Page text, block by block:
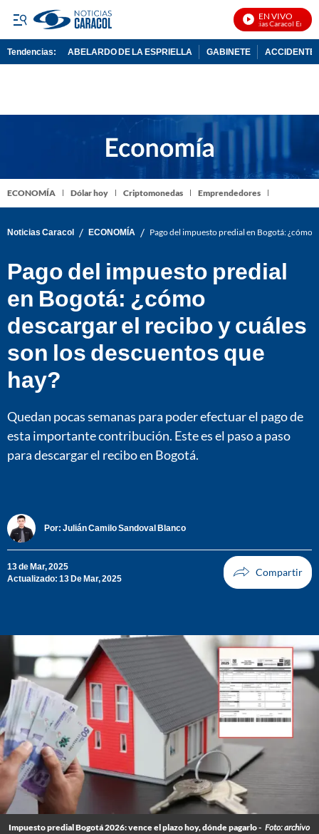
EN VIVO
Noticias Caracol En Vivo
Tendencias: ABELARDO DE LA ESPRIELLA GABINETE ACCIDENTE
ECONOMÍA Dólar hoy Criptomonedas Emprendedores
Noticias Caracol / ECONOMÍA / Pago del impuesto predial en Bogotá: ¿cómo
Pago del impuesto predial
en Bogotá: ¿cómo
descargar el recibo y cuáles
son los descuentos que
hay?
Quedan pocas semanas para poder efectuar el pago de
esta importante contribución. Este es el paso a paso
para descargar el recibo en Bogotá.
Por: Julián Camilo Sandoval Blanco
13 de Mar, 2025
Actualizado: 13 De Mar, 2025
Impuesto predial Bogotá 2026: vence el plazo hoy, dónde pagarlo - Foto: archivo